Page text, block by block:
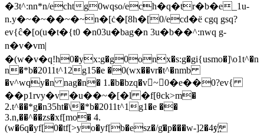
�3t^:nn*n/echtg0wqso/ech�q�tr�b�e_1u-
n.y�~�~��~�~n�[ċ�[8h�[0/ecd�ё cgq gsq?
ev{ĉ�[o(u�t�{t0 �n03u�bag�n 3u�b��^:nwq g-
n�v�vm|
�(w�v�qؚ!h0�yx:g�g0onx�s:g�gi{usmo�]\o1t^�n
n�*b�2011t^12g15�e �0(wx��vr�t^�nmb
�v^wqy�n nag�n� 1.�b�bzq�v~0�e��0?ev{
��p1rvy�v �u��~�[�l �f[θck>m�
2.t^��*g�n35ht�\�*b�2011t^1g1�e ��
3.n,��^��zs�xf[mo� 4.
(w�6q�yf[0�tf[>yo�yf[b�esz�/g͑�p���w-]2�4y҉